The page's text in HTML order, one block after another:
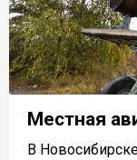
Местная
В